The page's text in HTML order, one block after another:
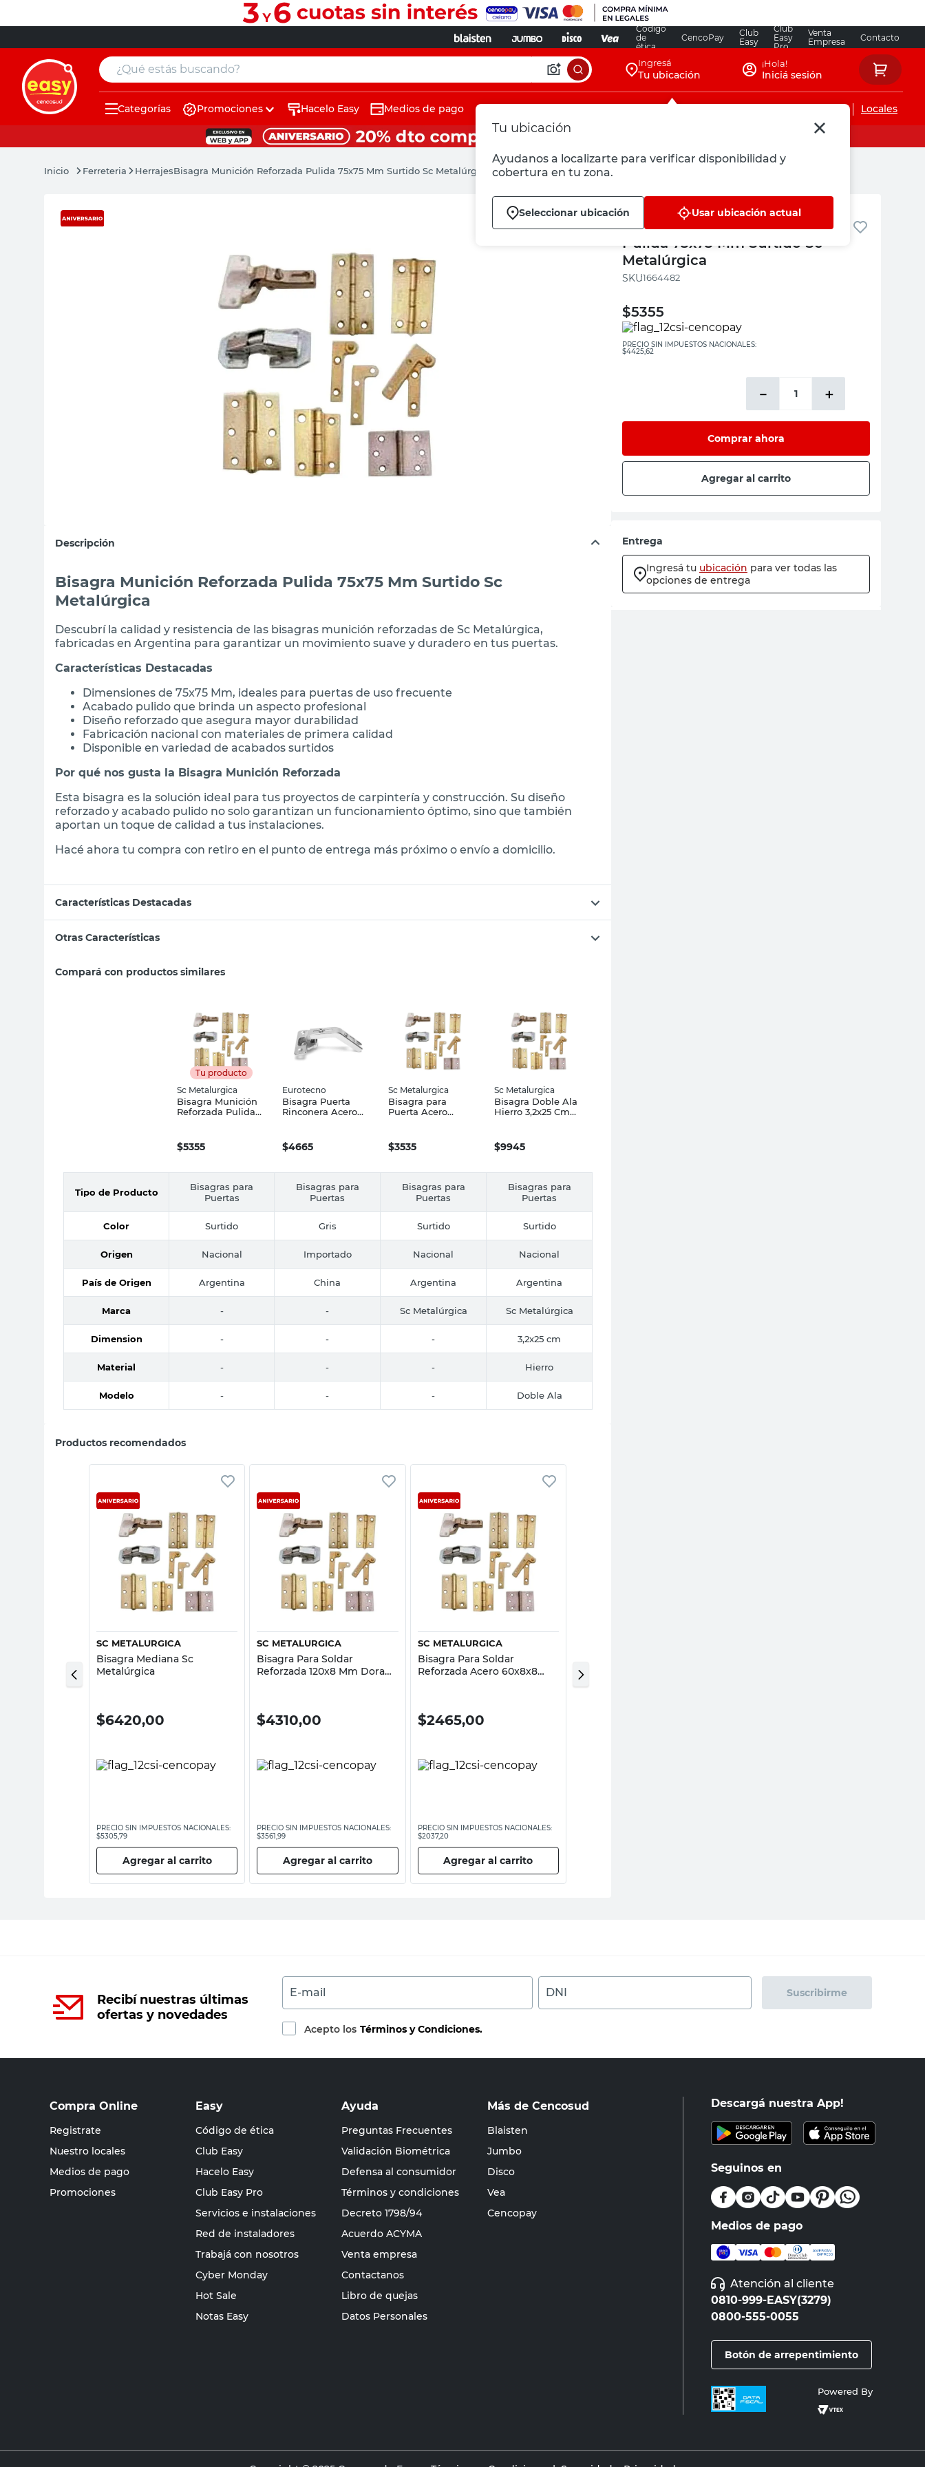
Código
de
ética
CencoPay
Club
Easy
Club
Easy
Pro
Venta
Empresa
Contacto
¿Qué estás buscando? Ingresá
Tu ubicación
Tu ubicación
Ayudanos a localizarte para verificar disponibilidad y
cobertura en tu zona.
Seleccionar ubicación Usar ubicación actual
¡Hola!
Iniciá sesión
Categorías Promociones Hacelo Easy Medios de pago Servicios de instalaciones Locales
Ferreteria HerrajesBisagra Munición Reforzada Pulida 75x75 Mm Surtido Sc Metalúrgica
Descripción
Bisagra Munición Reforzada Pulida 75x75 Mm Surtido Sc
Metalúrgica
Descubrí la calidad y resistencia de las bisagras munición reforzadas de Sc Metalúrgica,
fabricadas en Argentina para garantizar un movimiento suave y duradero en tus puertas.
Características Destacadas
Dimensiones de 75x75 Mm, ideales para puertas de uso frecuente
Acabado pulido que brinda un aspecto profesional
Diseño reforzado que asegura mayor durabilidad
Fabricación nacional con materiales de primera calidad
Disponible en variedad de acabados surtidos
Por qué nos gusta la Bisagra Munición Reforzada
Esta bisagra es la solución ideal para tus proyectos de carpintería y construcción. Su diseño
reforzado y acabado pulido no solo garantizan un funcionamiento óptimo, sino que también
aportan un toque de calidad a tus instalaciones.
Hacé ahora tu compra con retiro en el punto de entrega más próximo o envío a domicilio.
Características Destacadas
Otras Características
Compará con productos similares
Tu producto
Sc Metalurgica
Bisagra Munición
Reforzada Pulida
$5355
Eurotecno
Bisagra Puerta
Rinconera Acero
$4665
Sc Metalurgica
Bisagra para
Puerta Acero
Metalurgica
$3535
Sc Metalurgica
Bisagra Doble Ala
Hierro 3,2x25 Cm
$9945
Tipo de Producto
Bisagras para
Puertas
Bisagras para
Puertas
Bisagras para
Puertas
Bisagras para
Puertas
Color Surtido Gris Surtido Surtido
Origen Nacional Importado Nacional Nacional
País de Origen Argentina China Argentina Argentina
Marca - - Sc Metalúrgica Sc Metalúrgica
Dimension - - - 3,2x25 cm
Material - - - Hierro
Modelo - - - Doble Ala
Productos recomendados
26 Codo
Vista rápida
SC METALURGICA
Bisagra Mediana Sc
Metalúrgica
$6420,00
PRECIO SIN IMPUESTOS NACIONALES:
$5305,79
Agregar al carrito
Vista rápida
SC METALURGICA
Bisagra Para Soldar
Reforzada 120x8 Mm Dorada
$4310,00
PRECIO SIN IMPUESTOS NACIONALES:
$3561,99
Agregar al carrito
Vista rápida
SC METALURGICA
Bisagra Para Soldar
Reforzada Acero 60x8x8
$2465,00
PRECIO SIN IMPUESTOS NACIONALES:
$2037,20
Agregar al carrito
Soldar 100x37 Mm Sc
Metalúrgica
Sc Metalurgica
Bisagra Munición Reforzada
Pulida 75x75 Mm Surtido Sc
Metalúrgica
:1664482
$5355
PRECIO SIN IMPUESTOS NACIONALES:
$4425,62
＋
－
Comprar ahora
Agregar al carrito
Entrega
Ingresá tu ubicación para ver todas las
opciones de entrega
Recibí nuestras últimas
ofertas y novedades
E-mail DNI Suscribirme
Acepto los Términos y Condiciones.
Compra Online
Registrate
Nuestro locales
Medios de pago
Promociones
Easy
Código de ética
Club Easy
Hacelo Easy
Club Easy Pro
Servicios e instalaciones
Red de instaladores
Trabajá con nosotros
Cyber Monday
Hot Sale
Notas Easy
Ayuda
Preguntas Frecuentes
Validación Biométrica
Defensa al consumidor
Términos y condiciones
Decreto 1798/94
Acuerdo ACYMA
Venta empresa
Contactanos
Libro de quejas
Datos Personales
Más de Cencosud
Blaisten
Jumbo
Disco
Vea
Cencopay
Descargá nuestra App!
Seguinos en
Medios de pago
Atención al cliente
0810-999-EASY(3279)
0800-555-0055
Botón de arrepentimiento
Powered By
muebles